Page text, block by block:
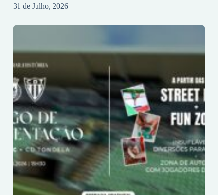
31 de Julho, 2026